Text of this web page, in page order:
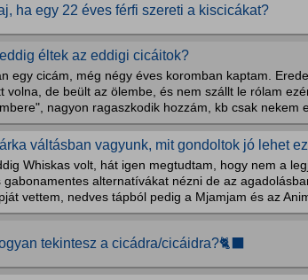
ha egy 22 éves férfi szereti a kiscicákat?
éltek az eddigi cicáitok?
egy cicám, még négy éves koromban kaptam.
volna, de beült az ölembe, és nem szállt le rólam
nagyon ragaszkodik hozzám, kb csak nekem
váltásban vagyunk, mit gondoltok jó lehet
Whiskas volt, hát igen megtudtam, hogy nem a
gabonamentes alternatívákat nézni de az
vettem, nedves tápból pedig a Mjamjam és az
tekintesz a cicádra/cicáidra?🐈‍⬛